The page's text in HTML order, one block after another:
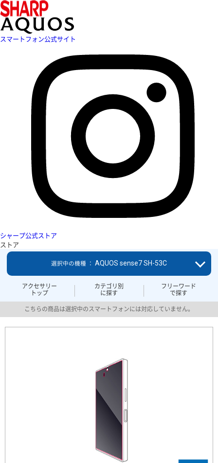
スマートフォン公式サイト
シャープ公式ストア
ストア
アクセサリー
トップ
カテゴリ別
に探す
フリーワード
で探す
選択中の機種 ： AQUOS sense7 SH-53C
こちらの商品は選択中のスマートフォンには対応していません。